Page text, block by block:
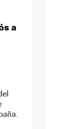
a